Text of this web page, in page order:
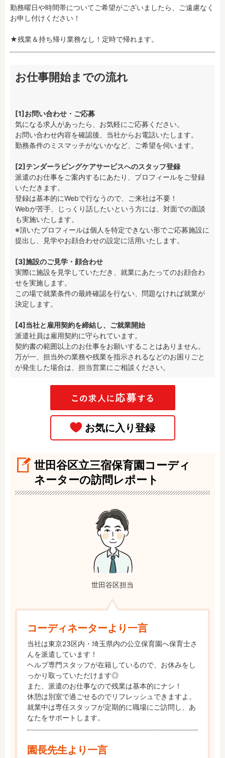
勤務曜日や時間帯についてご希望がございましたら、ご遠慮なく
お申し付けください！
★残業＆持ち帰り業務なし！定時で帰れます。
お仕事開始までの流れ
[1]お問い合わせ・ご応募
気になる求人があったら、お気軽にご応募ください。
お問い合わせ内容を確認後、当社からお電話いたします。
勤務条件のミスマッチがないかなど、ご希望を伺います。
[2]テンダーラビングケアサービスへのスタッフ登録
派遣のお仕事をご案内するにあたり、プロフィールをご登録
いただきます。
登録は基本的にWebで行なうので、ご来社は不要！
Webが苦手、じっくり話したいという方には、対面での面談
も実施いたします。
※頂いたプロフィールは個人を特定できない形でご応募施設に
提出し、見学やお顔合わせの設定に活用いたします。
[3]施設のご見学・顔合わせ
実際に施設を見学していただき、就業にあたってのお顔合わ
せを実施します。
この場で就業条件の最終確認を行ない、問題なければ就業が
決定します。
[4]当社と雇用契約を締結し、ご就業開始
派遣社員は雇用契約に守られています。
契約書の範囲以上のお仕事をお願いすることはありません。
万が一、担当外の業務や残業を指示されるなどのお困りごと
が発生した場合は、担当営業にご相談ください。
世田谷区立三宿保育園コーディ
ネーターの訪問レポート
世田谷区担当
コーディネーターより一言
当社は東京23区内・埼玉県内の公立保育園へ保育士さ
んを派遣しています！
ヘルプ専門スタッフが在籍しているので、お休みをし
っかり取っていただけます◎
また、派遣のお仕事なので残業は基本的にナシ！
休憩は別室で過ごせるのでリフレッシュできますよ。
就業中は専任スタッフが定期的に職場にご訪問し、あ
なたをサポートします。
園長先生より一言